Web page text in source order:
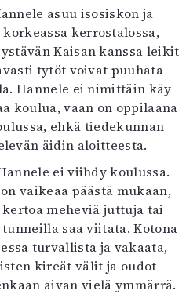
2026
saame
ry
asuu isosiskon ja
kerrostalossa,
Kaisan kanssa leikit
tytöt voivat puuhata
Hannele ei nimittäin käy
koulua, vaan on oppilaana
ehkä tiedekunnan
äidin aloitteesta.
ei viihdy koulussa.
vaikeaa päästä mukaan,
meheviä juttuja tai
saa viitata. Kotona
turvallista ja vakaata,
kireät välit ja oudot
aivan vielä ymmärrä.